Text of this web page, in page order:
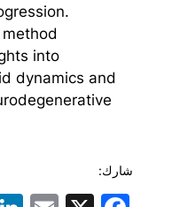
into
dynamics and
شارك: